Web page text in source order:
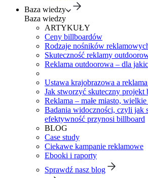
Baza wiedzy
Baza wiedzy
ARTYKUŁY
Ceny billboardów
Rodzaje nośników
Skuteczność reklamy
Reklama outdoorowa – dla
Ustawa krajobrazowa a
Jak stworzyć skuteczny projekt
Reklama – małe miasto,
Badania widoczności, czyli jak
efektywność przynosi billboard
BLOG
Case study
Ciekawe kampanie reklamowe
Ebooki i raporty
Sprawdź nasz blog